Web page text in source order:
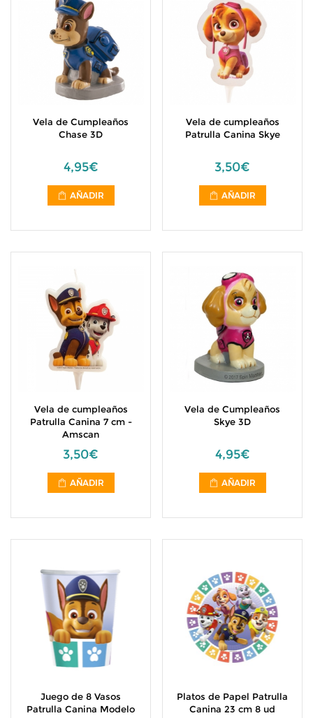
Vela de Cumpleaños
Chase 3D
4,95€
AÑADIR
Vela de cumpleaños
Patrulla Canina Skye
3,50€
AÑADIR
Vela de cumpleaños
Patrulla Canina 7 cm -
Amscan
3,50€
AÑADIR
Vela de Cumpleaños
Skye 3D
4,95€
AÑADIR
Juego de 8 Vasos
Patrulla Canina Modelo
Platos de Papel Patrulla
Canina 23 cm 8 ud